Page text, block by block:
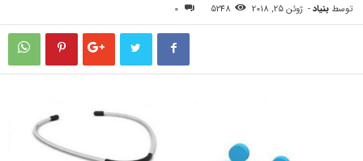
توسط بنیاد- ژوئن 25, 2018 5248
0